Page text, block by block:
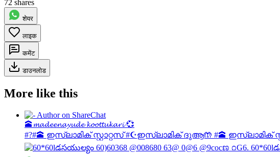
72 shares
शेयर
लाइक
कमेंट
डाउनलोड
More like this
🕋𝓶𝓪𝓭𝓮𝓮𝓷𝓪𝔂𝓾𝓭𝓮 𝓴𝓸𝓸𝓽𝓽𝓾𝓴𝓪𝓻𝓲 💞
#?#🕋 ഇസ്ലാമിക് സ്റ്റാറ്റസ് #☪️ഇസ്ലാമിക് ദുആ🤲 #🕋 ഇസ്ലാമിക്